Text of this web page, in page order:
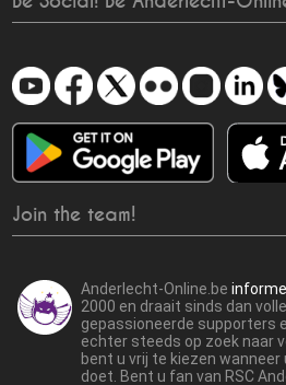
Join the team!
Anderlecht-Online.be
2000 en draait sinds dan
gepassioneerde supporters
echter steeds op zoek naar
bent u vrij te kiezen
doet. Bent u fan van RSC